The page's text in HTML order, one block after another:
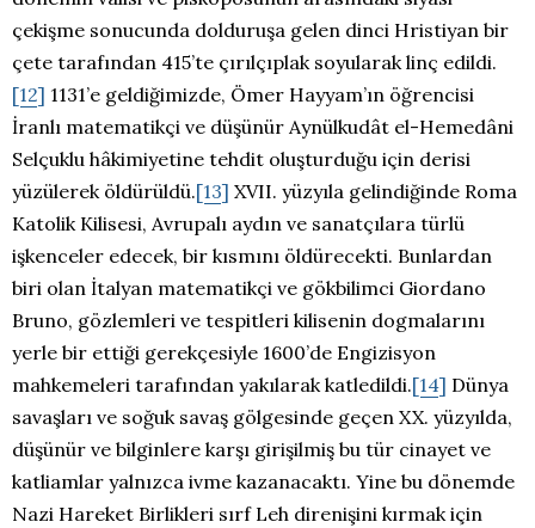
çekişme sonucunda dolduruşa gelen dinci Hristiyan bir
çete tarafından 415’te çırılçıplak soyularak linç edildi.
[12] 1131’e geldiğimizde, Ömer Hayyam’ın öğrencisi
İranlı matematikçi ve düşünür Aynülkudât el-Hemedâni
Selçuklu hâkimiyetine tehdit oluşturduğu için derisi
yüzülerek öldürüldü.[13] XVII. yüzyıla gelindiğinde Roma
Katolik Kilisesi, Avrupalı aydın ve sanatçılara türlü
işkenceler edecek, bir kısmını öldürecekti. Bunlardan
biri olan İtalyan matematikçi ve gökbilimci Giordano
Bruno, gözlemleri ve tespitleri kilisenin dogmalarını
yerle bir ettiği gerekçesiyle 1600’de Engizisyon
mahkemeleri tarafından yakılarak katledildi.[14] Dünya
savaşları ve soğuk savaş gölgesinde geçen XX. yüzyılda,
düşünür ve bilginlere karşı girişilmiş bu tür cinayet ve
katliamlar yalnızca ivme kazanacaktı. Yine bu dönemde
Nazi Hareket Birlikleri sırf Leh direnişini kırmak için